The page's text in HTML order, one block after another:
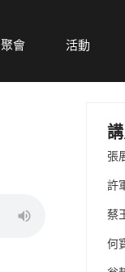
聚會 活動
張
許
蔡
何